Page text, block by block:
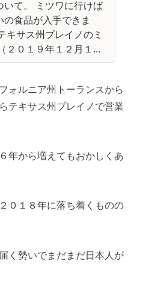
いて。 ミツワに行けば
食品が入手できま
キサス州プレイノのミ
２０１９年１２月１...
ォルニア州トーランスから
テキサス州プレイノで営業
年から増えてもおかしくあ
０１８年に落ち着くものの
く勢いでまだまだ日本人が